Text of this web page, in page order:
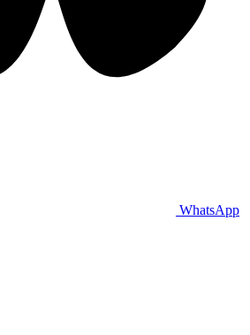
WhatsApp